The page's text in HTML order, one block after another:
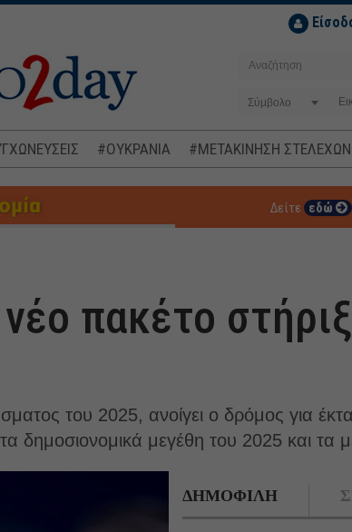
Σύμβολο
#ΟΥΚΡΑΝΙΑ #ΜΕΤΑΚΙΝΗΣΗ ΣΤΕΛΕΧΩΝ
Δείτε εδώ
πακέτο
του 2025, ανοίγει ο δρόμος για
δημοσιονομικά μεγέθη του 2025 και τα
ΔΗΜΟΦΙΛΗ